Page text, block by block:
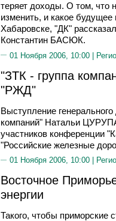
теряет доходы. О том, что
изменить, и какое
Хабаровске, "ДК"
Константин БАСЮК.
01 Ноября 2006, 10:00 |
"ЗТК - группа
"РЖД"
Выступление
компаний" Натальи
участников конференции
"Российские железные
01 Ноября 2006, 10:00 |
Восточное
энергии
Такого, чтобы приморские